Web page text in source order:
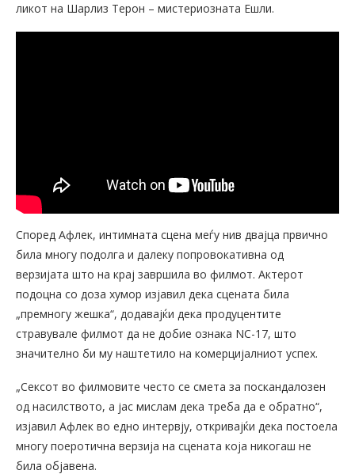
ликот на Шарлиз Терон – мистериозната Ешли.
Според Афлек, интимната сцена меѓу нив двајца првично
била многу подолга и далеку попровокативна од
верзијата што на крај завршила во филмот. Актерот
подоцна со доза хумор изјавил дека сцената била
„премногу жешка“, додавајќи дека продуцентите
стравувале филмот да не добие ознака NC-17, што
значително би му наштетило на комерцијалниот успех.
„Сексот во филмовите често се смета за поскандалозен
од насилството, а јас мислам дека треба да е обратно“,
изјавил Афлек во едно интервју, откривајќи дека постоела
многу поеротична верзија на сцената која никогаш не
била објавена.